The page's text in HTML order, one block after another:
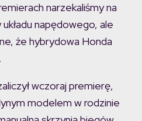
narzekaliśmy na
napędowego, ale
że hybrydowa Honda
wczoraj premierę,
modelem w rodzinie